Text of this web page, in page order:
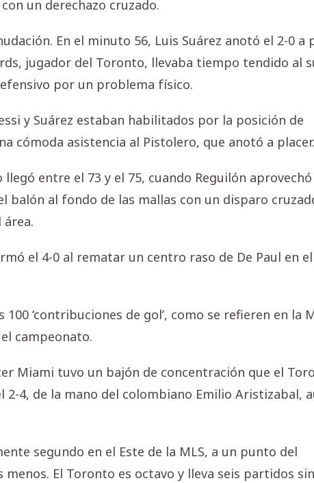
un derechazo cruzado.
En el minuto 56, Luis Suárez anotó el 2-0 a
jugador del Toronto, llevaba tiempo tendido al
por un problema físico.
y Suárez estaban habilitados por la posición de
cómoda asistencia al Pistolero, que anotó a placer.
entre el 73 y el 75, cuando Reguilón
balón al fondo de las mallas con un disparo
el 4-0 al rematar un centro raso de De Paul en
‘contribuciones de gol’, como se refieren en la
campeonato.
Miami tuvo un bajón de concentración que el
4, de la mano del colombiano Emilio Aristizabal,
segundo en el Este de la MLS, a un punto del
El Toronto es octavo y lleva seis partidos